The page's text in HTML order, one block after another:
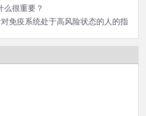
么很重要？
免疫系统处于高风险状态的人的指